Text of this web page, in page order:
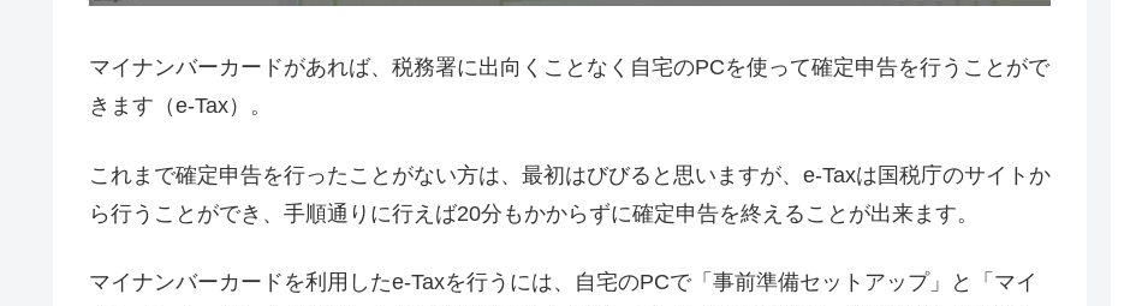
マイナンバーカードがあれば、税務署に出向くことなく自宅のPCを使って確定申告を行うことがで
きます（e-Tax）。
これまで確定申告を行ったことがない方は、最初はびびると思いますが、e-Taxは国税庁のサイトか
ら行うことができ、手順通りに行えば20分もかからずに確定申告を終えることが出来ます。
マイナンバーカードを利用したe-Taxを行うには、自宅のPCで「事前準備セットアップ」と「マイ